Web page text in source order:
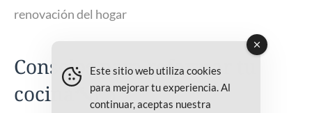
renovación del hogar
Consejos para reformar tu
cocina🔨🍽️
Este sitio web utiliza cookies
para mejorar tu experiencia. Al
continuar, aceptas nuestra